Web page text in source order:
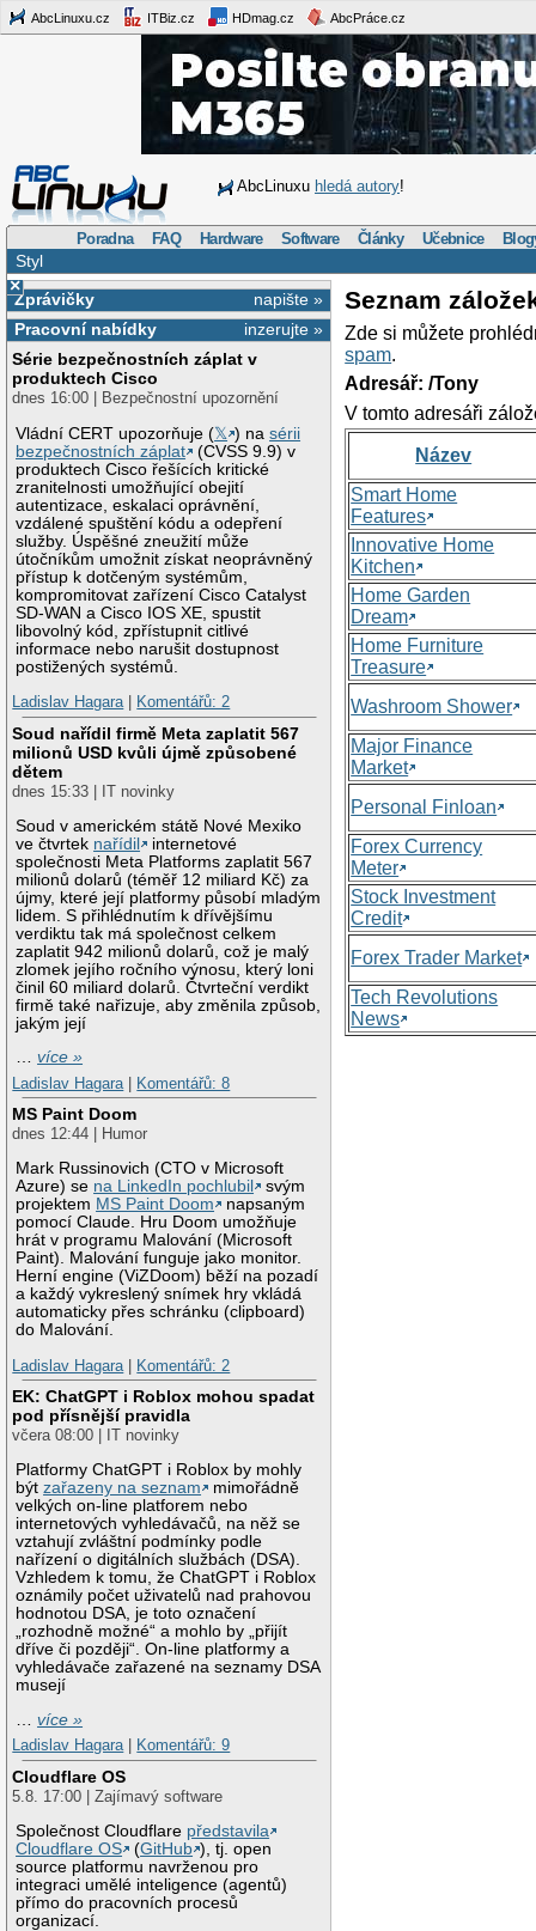
AbcLinuxu.cz ITBiz.cz HDmag.cz AbcPráce.cz
AbcLinuxu hledá autory!
Poradna FAQ Hardware Software Články Učebnice
Styl
×
napište »
Zprávičky
inzerujte »
Pracovní nabídky
Série bezpečnostních záplat v
produktech Cisco
dnes 16:00 | Bezpečnostní upozornění
Vládní CERT upozorňuje (𝕏 ) nasérii
bezpečnostních záplat
(CVSS 9.9) v
produktech Cisco řešících kritické
zranitelnosti umožňující obejití
autentizace, eskalaci oprávnění,
vzdálené spuštění kódu a odepření
služby. Úspěšné zneužití může
útočníkům umožnit získat neoprávněný
přístup k dotčeným systémům,
kompromitovat zařízení Cisco Catalyst
SD-WAN a Cisco IOS XE, spustit
libovolný kód, zpřístupnit citlivé
informace nebo narušit dostupnost
postižených systémů.
Ladislav Hagara| Komentářů: 2
Soud nařídil firmě Meta zaplatit 567
milionů USD kvůli újmě způsobené
dětem
dnes 15:33 | IT novinky
Soud v americkém státě Nové Mexiko
ve čtvrtek nařídil
internetové
společnosti Meta Platforms zaplatit 567
milionů dolarů (téměř 12 miliard Kč) za
újmy, které její platformy působí mladým
lidem. S přihlédnutím k dřívějšímu
verdiktu tak má společnost celkem
zaplatit 942 milionů dolarů, což je malý
zlomek jejího ročního výnosu, který loni
činil 60 miliard dolarů. Čtvrteční verdikt
firmě také nařizuje, aby změnila způsob,
jakým její
…více »
Ladislav Hagara
Komentářů: 8
MS Paint Doom
dnes 12:44 | Humor
Mark Russinovich (CTO v Microsoft
Azure) se na LinkedIn pochlubil
svým
projektem MS Paint Doom
napsaným
pomocí Claude. Hru Doom umožňuje
hrát v programu Malování (Microsoft
Paint). Malování funguje jako monitor.
Herní engine (ViZDoom) běží na pozadí
a každý vykreslený snímek hry vkládá
automaticky přes schránku (clipboard)
do Malování.
Ladislav Hagara
Komentářů: 2
EK: ChatGPT i Roblox mohou spadat
pod přísnější pravidla
včera 08:00 | IT novinky
Platformy ChatGPT i Roblox by mohly
býtzařazeny na seznam
mimořádně
velkých on-line platforem nebo
internetových vyhledávačů, na něž se
vztahují zvláštní podmínky podle
nařízení o digitálních službách (DSA).
Vzhledem k tomu, že ChatGPT i Roblox
oznámily počet uživatelů nad prahovou
hodnotou DSA, je toto označení
„rozhodně možné“ a mohlo by „přijít
dříve či později“. On-line platformy a
vyhledávače zařazené na seznamy DSA
musejí
…více »
Ladislav Hagara| Komentářů: 9
Cloudflare OS
5.8. 17:00 | Zajímavý software
Společnost Cloudflare představila
Cloudflare OS
(GitHub ), tj. open
source platformu navrženou pro
integraci umělé inteligence (agentů)
přímo do pracovních procesů
organizací.
Seznam
Zde si můžete
spam.
Adresář: /Tony
V tomto adresáři
Název
Smart Home
Features
Innovative Home
Kitchen
Home Garden
Dream
Home Furniture
Treasure
Washroom Shower
Major Finance
Market
Personal Finloan
Forex Currency
Meter
Stock Investment
Credit
Forex Trader Market
Tech Revolutions
News